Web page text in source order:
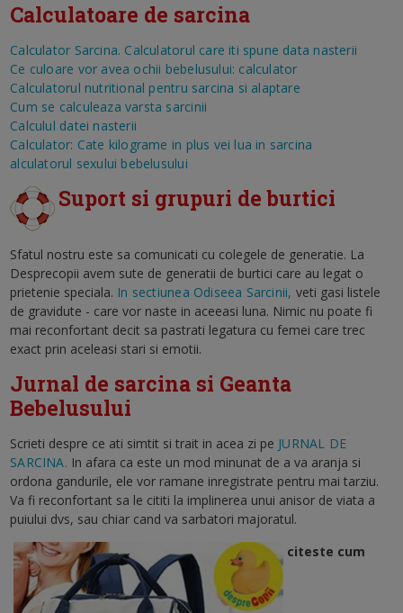
Calculatoare de sarcina
Calculator Sarcina. Calculatorul care iti spune data nasterii
Ce culoare vor avea ochii bebelusului: calculator
Calculatorul nutritional pentru sarcina si alaptare
Cum se calculeaza varsta sarcinii
Calculul datei nasterii
Calculator: Cate kilograme in plus vei lua in sarcina
alculatorul sexului bebelusului
Suport si grupuri de burtici
Sfatul nostru este sa comunicati cu colegele de generatie. La
Desprecopii avem sute de generatii de burtici care au legat o
prietenie speciala. In sectiunea Odiseea Sarcinii, veti gasi listele
de gravidute - care vor naste in aceeasi luna. Nimic nu poate fi
mai reconfortant decit sa pastrati legatura cu femei care trec
exact prin aceleasi stari si emotii.
Jurnal de sarcina si Geanta
Bebelusului
Scrieti despre ce ati simtit si trait in acea zi pe JURNAL DE
SARCINA. In afara ca este un mod minunat de a va aranja si
ordona gandurile, ele vor ramane inregistrate pentru mai tarziu.
Va fi reconfortant sa le cititi la implinerea unui anisor de viata a
puiului dvs, sau chiar cand va sarbatori majoratul.
citeste cum